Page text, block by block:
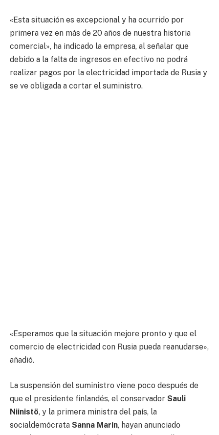
«Esta situación es excepcional y ha ocurrido por
primera vez en más de 20 años de nuestra historia
comercial», ha indicado la empresa, al señalar que
debido a la falta de ingresos en efectivo no podrá
realizar pagos por la electricidad importada de Rusia y
se ve obligada a cortar el suministro.
«Esperamos que la situación mejore pronto y que el
comercio de electricidad con Rusia pueda reanudarse»,
añadió.
La suspensión del suministro viene poco después de
que el presidente finlandés, el conservador Sauli
Niinistö, y la primera ministra del país, la
socialdemócrata Sanna Marin, hayan anunciado